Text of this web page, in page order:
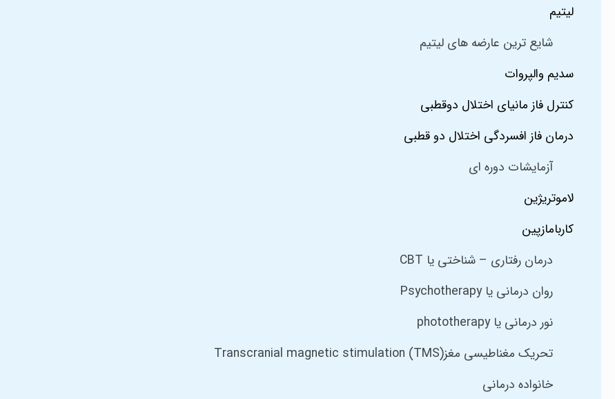
لیتیم
شایع ترین عارضه های لیتیم
سدیم والپروات
کنترل فاز مانیای اختلال دوقطبی
درمان فاز افسردگی اختلال دو قطبی
آزمایشات دوره ای
لاموتریژین
کاربامازپین
درمان رفتاری – شناختی یا CBT
روان درمانی یا Psychotherapy
نور درمانی یا phototherapy
تحریک مغناطیسی مغز(TMS) Transcranial magnetic stimulation
خانواده درمانی